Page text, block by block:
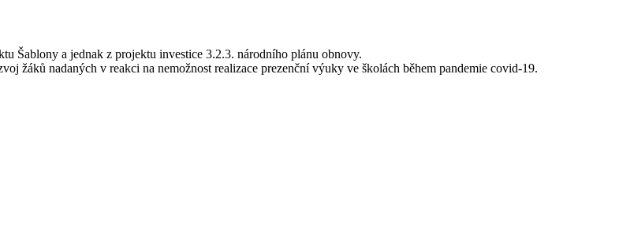
Šablony a jednak z projektu investice 3.2.3. národního plánu obnovy.
žáků nadaných v reakci na nemožnost realizace prezenční výuky ve školách během pandemie covid-19.